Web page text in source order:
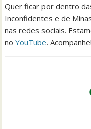
Quer ficar por dentro
Inconfidentes e de
nas redes sociais.
noYouTube. Acompanhe!